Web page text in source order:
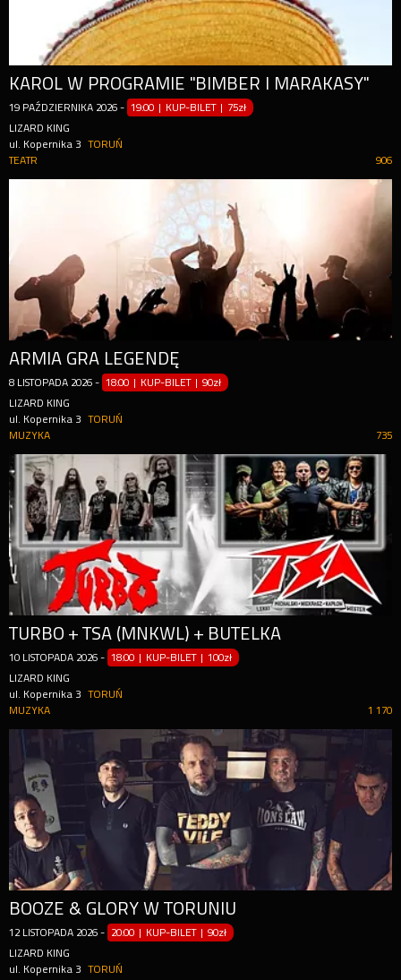
KAROL W PROGRAMIE "BIMBER I MARAKASY"
19 PAŹDZIERNIKA 2026 - 19:00 | KUP-BILET | 75zł
LIZARD KING
ul. Kopernika 3
TORUŃ
906
TEATR
ARMIA GRA LEGENDĘ
8 LISTOPADA 2026 - 18:00 | KUP-BILET |90zł
LIZARD KING
ul. Kopernika 3
TORUŃ
735
MUZYKA
TURBO + TSA (MNKWL) + BUTELKA
10 LISTOPADA 2026 - 18:00 | KUP-BILET |100zł
LIZARD KING
ul. Kopernika 3
TORUŃ
1 170
MUZYKA
BOOZE & GLORY W TORUNIU
12 LISTOPADA 2026 - 20:00 | KUP-BILET |90zł
LIZARD KING
ul. Kopernika 3
TORUŃ